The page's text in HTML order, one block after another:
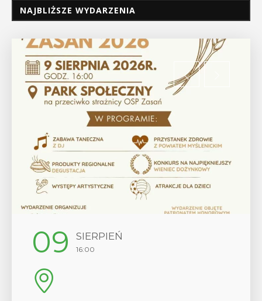
NAJBLIŻSZE WYDARZENIA
12 SIERPIEŃ
17:00